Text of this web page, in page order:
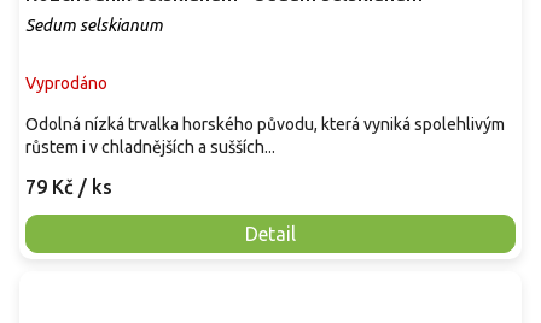
Sedum selskianum
Vyprodáno
79 Kč / ks
Detail
Odolná nízká trvalka horského původu, která vyniká spolehlivým
růstem i v chladnějších a sušších...